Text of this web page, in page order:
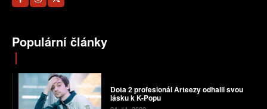
Populární články
Dota 2 profesionál Arteezy odhalil svou
lásku k K-Popu